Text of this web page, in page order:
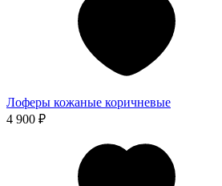
Лоферы кожаные коричневые
4 900 ₽